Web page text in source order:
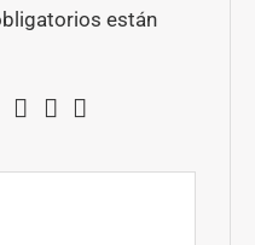
están